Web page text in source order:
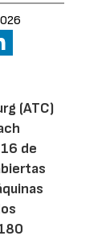
(ATC)
de